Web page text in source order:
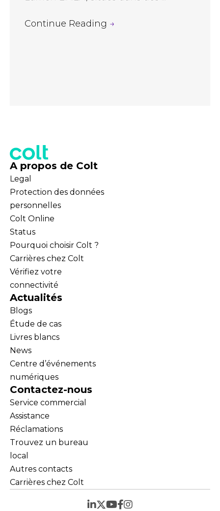
Continue Reading →
A propos de Colt
Legal
Protection des données
personnelles
Colt Online
Status
Pourquoi choisir Colt ?
Carrières chez Colt
Vérifiez votre
connectivité
Actualités
Blogs
Étude de cas
Livres blancs
News
Centre d’événements
numériques
Contactez-nous
Service commercial
Assistance
Réclamations
Trouvez un bureau
local
Autres contacts
Carrières chez Colt